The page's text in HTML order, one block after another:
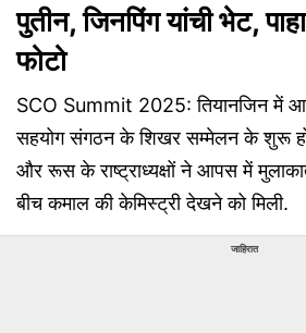
पुतीन, जिनपिंग यांची भेट,
फोटो
SCO Summit 2025: तियानजिन में
सहयोग संगठन के शिखर सम्मेलन के शुरू
और रूस के राष्ट्राध्यक्षों ने आपस में
बीच कमाल की केमिस्ट्री देखने को मिली.
जाहिरात